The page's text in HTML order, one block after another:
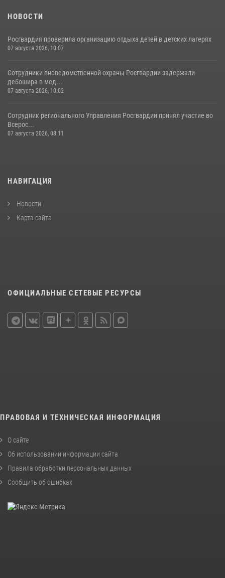
НОВОСТИ
Росгвардия проверила организацию отдыха детей в детских лагерях
07 августа 2026, 10:07
Сотрудники вневедомственной охраны Росгвардии задержали
дебошира в мед...
07 августа 2026, 10:02
Сотрудник регионального Управления Росгвардии принял участие во
Всерос...
07 августа 2026, 08:11
НАВИГАЦИЯ
Новости
Карта сайта
ОФИЦИАЛЬНЫЕ СЕТЕВЫЕ РЕСУРСЫ
ПРАВОВАЯ И ТЕХНИЧЕСКАЯ ИНФОРМАЦИЯ
О сайте
Об использовании информации сайта
Правила обработки персональных данных
Сообщить об ошибках